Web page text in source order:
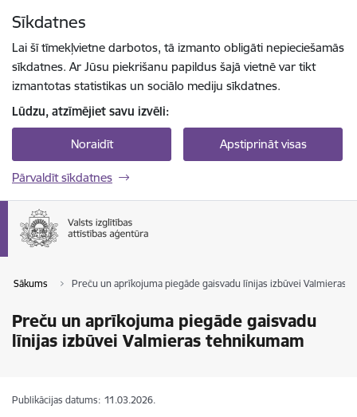
Sīkdatnes
Lai šī tīmekļvietne darbotos, tā izmanto obligāti nepieciešamās
sīkdatnes. Ar Jūsu piekrišanu papildus šajā vietnē var tikt
izmantotas statistikas un sociālo mediju sīkdatnes.
Lūdzu, atzīmējiet savu izvēli:
Noraidīt Apstiprināt visas
Pārvaldīt sīkdatnes
Sākums Preču un aprīkojuma piegāde gaisvadu līnijas izbūvei Valmieras
Preču un aprīkojuma piegāde gaisvadu
līnijas izbūvei Valmieras tehnikumam
Publikācijas datums: 11.03.2026.